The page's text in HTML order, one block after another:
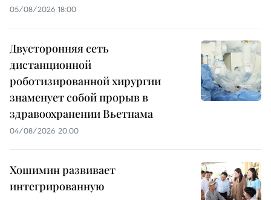
05/08/2026 18:00
Двусторонняя сеть
дистанционной
роботизированной хирургии
знаменует собой прорыв в
здравоохранении Вьетнама
04/08/2026 20:00
Хошимин развивает
интегрированную